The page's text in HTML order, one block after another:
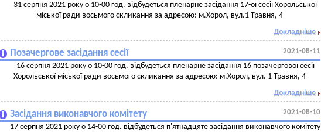
31 серпня 2021 року о 10-00 год. відбудеться пленарне засідання 17-ої сесії Хорольської
міської ради восьмого скликання за адресою: м.Хорол, вул.1 Травня, 4
Докладніше
Позачергове засідання сесії 2021-08-11
16 серпня 2021 року о 10-00 год. відбудеться пленарне засідання 16 позачергової сесії
Хорольської міської ради восьмого скликання за адресою: м.Хорол, вул. 1 Травня, 4
Докладніше
Засідання виконавчого комітету 2021-08-10
17 серпня 2021 року о 14-00 год. відбудеться п'ятнадцяте засідання виконавчого комітету